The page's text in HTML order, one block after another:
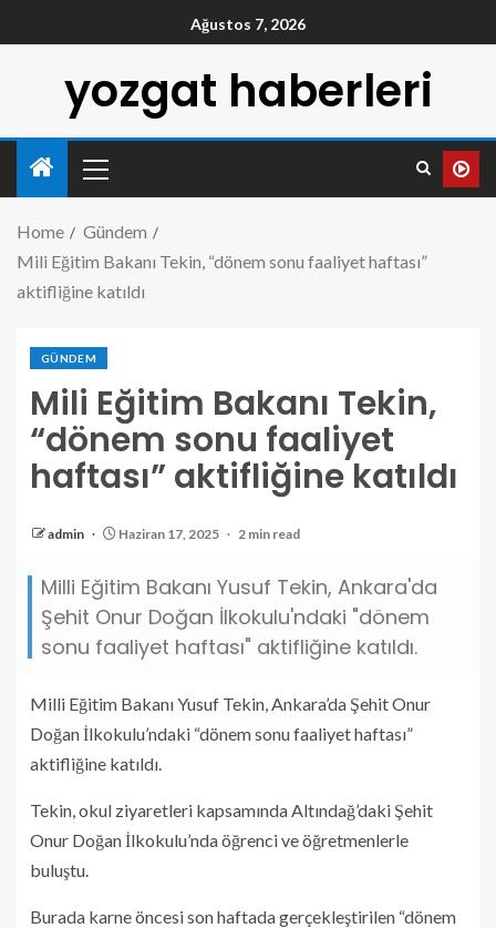
Ağustos 7, 2026
yozgat haberleri
Home
Gündem
Mili Eğitim Bakanı Tekin, “dönem sonu faaliyet haftası”
aktifliğine katıldı
GÜNDEM
Mili Eğitim Bakanı Tekin,
“dönem sonu faaliyet
haftası” aktifliğine katıldı
admin Haziran 17, 2025 2 min read
Milli Eğitim Bakanı Yusuf Tekin, Ankara'da
Şehit Onur Doğan İlkokulu'ndaki "dönem
sonu faaliyet haftası" aktifliğine katıldı.
Milli Eğitim Bakanı Yusuf Tekin, Ankara’da Şehit Onur
Doğan İlkokulu’ndaki “dönem sonu faaliyet haftası”
aktifliğine katıldı.
Tekin, okul ziyaretleri kapsamında Altındağ’daki Şehit
Onur Doğan İlkokulu’nda öğrenci ve öğretmenlerle
buluştu.
Burada karne öncesi son haftada gerçekleştirilen “dönem